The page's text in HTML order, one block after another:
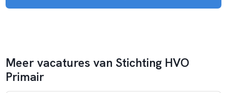
Meer vacatures van Stichting HVO
Primair